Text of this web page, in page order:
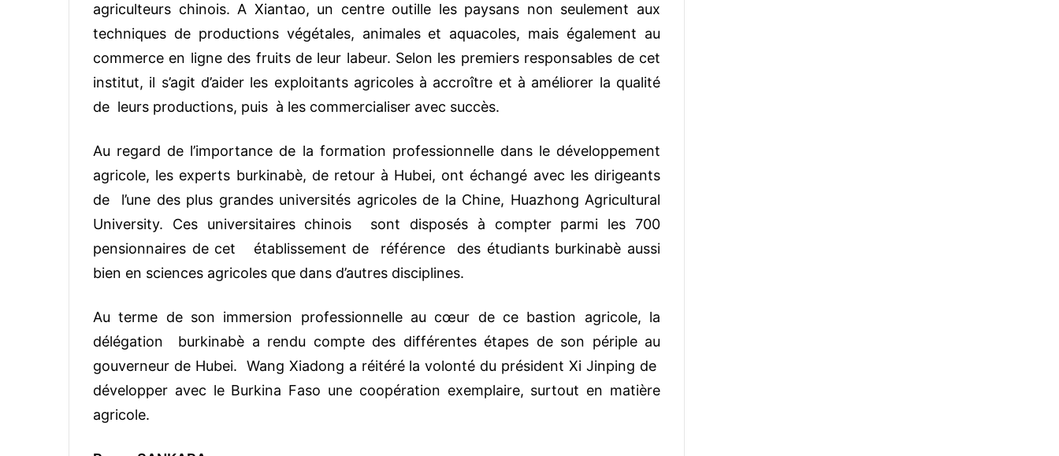
agriculteurs chinois. A Xiantao, un centre outille les paysans non seulement aux
techniques de productions végétales, animales et aquacoles, mais également au
commerce en ligne des fruits de leur labeur. Selon les premiers responsables de cet
institut, il s’agit d’aider les exploitants agricoles à accroître et à améliorer la qualité
de leurs productions, puis à les commercialiser avec succès.
Au regard de l’importance de la formation professionnelle dans le développement
agricole, les experts burkinabè, de retour à Hubei, ont échangé avec les dirigeants
de l’une des plus grandes universités agricoles de la Chine, Huazhong Agricultural
University. Ces universitaires chinois sont disposés à compter parmi les 700
pensionnaires de cet établissement de référence des étudiants burkinabè aussi
bien en sciences agricoles que dans d’autres disciplines.
Au terme de son immersion professionnelle au cœur de ce bastion agricole, la
délégation burkinabè a rendu compte des différentes étapes de son périple au
gouverneur de Hubei. Wang Xiadong a réitéré la volonté du président Xi Jinping de
développer avec le Burkina Faso une coopération exemplaire, surtout en matière
agricole.